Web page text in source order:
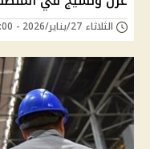
الثلاثاء 27/يناير/2026 - 05:00 ص